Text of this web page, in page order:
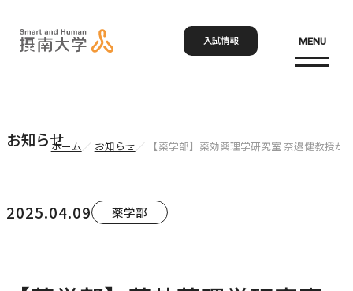
MENU
入試情報
大学概要トップ
ホーム お知らせ 【薬学部】薬効薬理学研究室 奈邉健教授
お知らせ
2025.04.09 薬学部